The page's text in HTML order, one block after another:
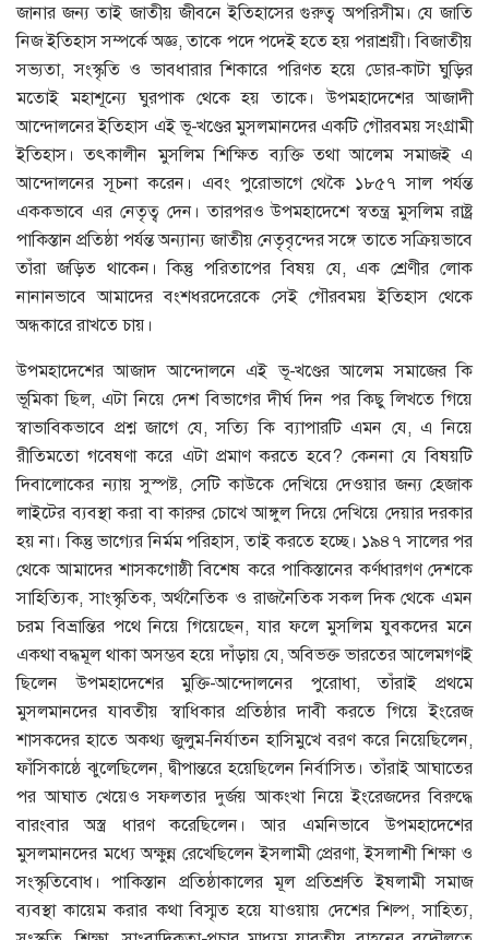
জানার জন্য তাই জাতীয় জীবনে ইতিহাসের গুরুত্ব অপরিসীম। যে জাতি
নিজ ইতিহাস সম্পর্কে অজ্ঞ, তাকে পদে পদেই হতে হয় পরাশ্রয়ী। বিজাতীয়
সভ্যতা, সংস্কৃতি ও ভাবধারার শিকারে পরিণত হয়ে ডোর-কাটা ঘুড়ির
মতোই মহাশূন্যে ঘুরপাক থেকে হয় তাকে। উপমহাদেশের আজাদী
আন্দোলনের ইতিহাস এই ভূ-খণ্ডের মুসলমানদের একটি গৌরবময় সংগ্রামী
ইতিহাস। তৎকালীন মুসলিম শিক্ষিত ব্যক্তি তথা আলেম সমাজই এ
আন্দোলনের সূচনা করেন। এবং পুরোভাগে থেকৈ ১৮৫৭ সাল পর্যন্ত
এককভাবে এর নেতৃত্ব দেন। তারপরও উপমহাদেশে স্বতন্ত্র মুসলিম রাষ্ট্র
পাকিস্তান প্রতিষ্ঠা পর্যন্ত অন্যান্য জাতীয় নেতৃবৃন্দের সঙ্গে তাতে সক্রিয়ভাবে
তাঁরা জড়িত থাকেন। কিন্তু পরিতাপের বিষয় যে, এক শ্রেণীর লোক
নানানভাবে আমাদের বংশধরদেরেকে সেই গৌরবময় ইতিহাস থেকে
অন্ধকারে রাখতে চায়।
উপমহাদেশের আজাদ আন্দোলনে এই ভূ-খণ্ডের আলেম সমাজের কি
ভূমিকা ছিল, এটা নিয়ে দেশ বিভাগের দীর্ঘ দিন পর কিছু লিখতে গিয়ে
স্বাভাবিকভাবে প্রশ্ন জাগে যে, সত্যি কি ব্যাপারটি এমন যে, এ নিয়ে
রীতিমতো গবেষণা করে এটা প্রমাণ করতে হবে? কেননা যে বিষয়টি
দিবালোকের ন্যায় সুস্পষ্ট, সেটি কাউকে দেখিয়ে দেওয়ার জন্য হেজাক
লাইটের ব্যবস্থা করা বা কারুর চোখে আঙ্গুল দিয়ে দেখিয়ে দেয়ার দরকার
হয় না। কিন্তু ভাগ্যের নির্মম পরিহাস, তাই করতে হচ্ছে। ১৯৪৭ সালের পর
থেকে আমাদের শাসকগোষ্ঠী বিশেষ করে পাকিস্তানের কর্ণধারগণ দেশকে
সাহিত্যিক, সাংস্কৃতিক, অর্থনৈতিক ও রাজনৈতিক সকল দিক থেকে এমন
চরম বিভ্রান্তির পথে নিয়ে গিয়েছেন, যার ফলে মুসলিম যুবকদের মনে
একথা বদ্ধমূল থাকা অসম্ভব হয়ে দাঁড়ায় যে, অবিভক্ত ভারতের আলেমগণই
ছিলেন উপমহাদেশের মুক্তি-আন্দোলনের পুরোধা, তাঁরাই প্রথমে
মুসলমানদের যাবতীয় স্বাধিকার প্রতিষ্ঠার দাবী করতে গিয়ে ইংরেজ
শাসকদের হাতে অকথ্য জুলুম-নির্যাতন হাসিমুখে বরণ করে নিয়েছিলেন,
ফাঁসিকাষ্ঠে ঝুলেছিলেন, দ্বীপান্তরে হয়েছিলেন নির্বাসিত। তাঁরাই আঘাতের
পর আঘাত খেয়েও সফলতার দুর্জয় আকংখা নিয়ে ইংরেজদের বিরুদ্ধে
বারংবার অস্ত্র ধারণ করেছিলেন। আর এমনিভাবে উপমহাদেশের
মুসলমানদের মধ্যে অক্ষুন্ন রেখেছিলেন ইসলামী প্রেরণা, ইসলাশী শিক্ষা ও
সংস্কৃতিবোধ। পাকিস্তান প্রতিষ্ঠাকালের মূল প্রতিশ্রুতি ইষলামী সমাজ
ব্যবস্থা কায়েম করার কথা বিস্মৃত হয়ে যাওয়ায় দেশের শিল্প, সাহিত্য,